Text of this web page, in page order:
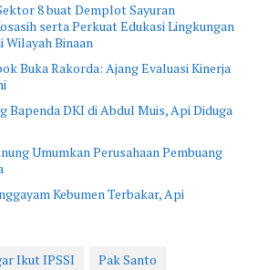
8 buat Demplot Sayuran
serta Perkuat Edukasi Lingkungan
Wilayah Binaan
Buka Rakorda: Ajang Evaluasi Kinerja
Bapenda DKI di Abdul Muis, Api Diduga
Umumkan Perusahaan Pembuang
Kebumen Terbakar, Api
Ikut IPSSI Pak Santo